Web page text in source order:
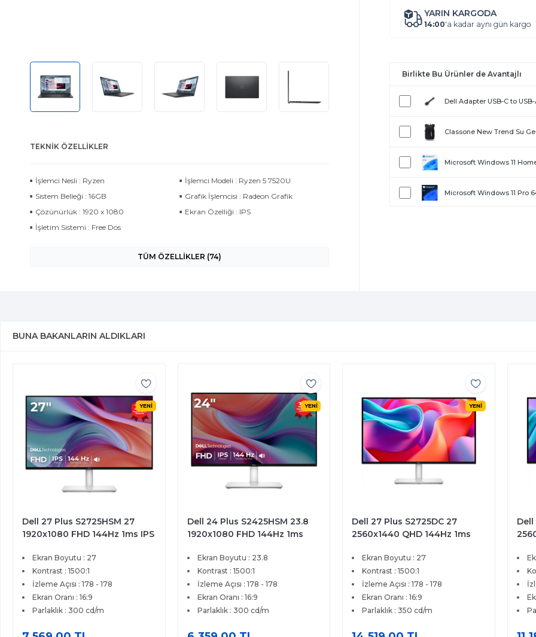
TEKNIK ÖZELLIKLER
İşlemci Nesli : Ryzen
İşlemci Modeli : Ryzen 5 7520U
Sistem Belleği : 16GB
Grafik İşlemcisi : Radeon Grafik
Çözünürlük : 1920 x 1080
Ekran Özelliği : IPS
İşletim Sistemi : Free Dos
TÜM ÖZELLİKLER (74)
YARIN KARGODA
14:00'a kadar aynı gün kargo
Birlikte Bu Ürünler de Avantajlı
Dell Adapter USB-C to
Classone New Trend Su
Microsoft Windows 11
Microsoft Windows 11 Pro
BUNA BAKANLARIN ALDIKLARI
YENİ
Dell 27 Plus S2725HSM 27
1920x1080 FHD 144Hz 1ms IPS
Pivot Monitor
Ekran Boyutu : 27
Kontrast : 1500:1
İzleme Açısı : 178 - 178
Ekran Oranı : 16:9
Parlaklık : 300 cd/m
YENİ
Dell 24 Plus S2425HSM 23.8
1920x1080 FHD 144Hz 1ms
Profesyonel Monitör
Ekran Boyutu : 23.8
Kontrast : 1500:1
İzleme Açısı : 178 - 178
Ekran Oranı : 16:9
Parlaklık : 300 cd/m
YENİ
Dell 27 Plus S2725DC 27
2560x1440 QHD 144Hz 1ms
Pivot Premium IPS Monitör
Ekran Boyutu : 27
Kontrast : 1500:1
İzleme Açısı : 178 - 178
Ekran Oranı : 16:9
Parlaklık : 350 cd/m
Dell